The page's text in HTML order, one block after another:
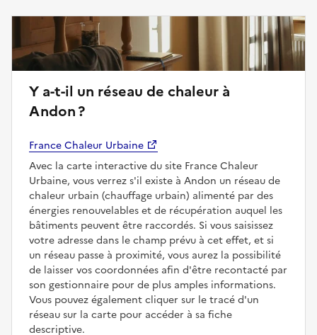
Y a-t-il un réseau de chaleur à
Andon ?
France Chaleur Urbaine
Avec la carte interactive du site France Chaleur
Urbaine, vous verrez s'il existe à Andon un réseau de
chaleur urbain (chauffage urbain) alimenté par des
énergies renouvelables et de récupération auquel les
bâtiments peuvent être raccordés. Si vous saisissez
votre adresse dans le champ prévu à cet effet, et si
un réseau passe à proximité, vous aurez la possibilité
de laisser vos coordonnées afin d'être recontacté par
son gestionnaire pour de plus amples informations.
Vous pouvez également cliquer sur le tracé d'un
réseau sur la carte pour accéder à sa fiche
descriptive.